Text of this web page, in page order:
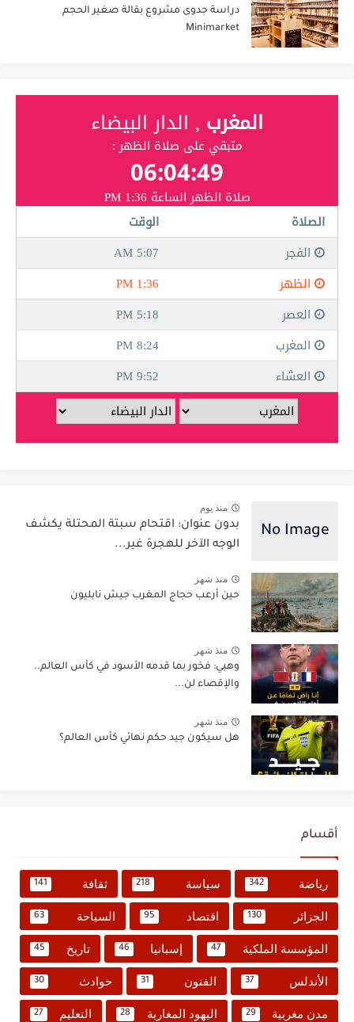
دراسة جدوى مشروع بقالة صغير الحجم
Minimarket
منذ يوم
بدون عنوان: اقتحام سبتة المحتلة يكشف
الوجه الآخر للهجرة غير...
منذ شهر
حين أرعب حجاج المغرب جيش نابليون
منذ شهر
وهبي: فخور بما قدمه الأسود في كأس العالم..
والإقصاء لن...
منذ شهر
هل سيكون جيد حكم نهائي كأس العالم؟
أقسام
رياضة 342 سياسة 218 ثقافة 141
الجزائر 130 اقتصاد 95 السياحة 63
المؤسسة الملكية 47 إسبانيا 46 تاريخ 45
الأندلس 37 الفنون 31 حوادث 30
مدن مغربية 29 اليهود المغاربة 28 التعليم 27